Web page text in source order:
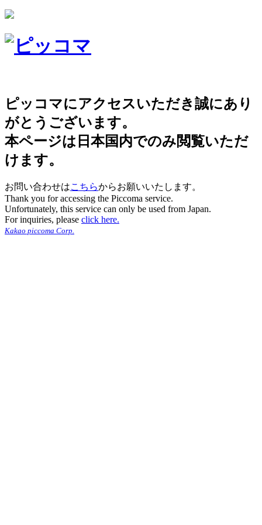
ピッコマにアクセスいただき誠にあり
がとうございます。
本ページは日本国内でのみ閲覧いただ
けます。
お問い合わせはこちらからお願いいたします。
Thank you for accessing the Piccoma service.
Unfortunately, this service can only be used from Japan.
For inquiries, please click here.
Kakao piccoma Corp.